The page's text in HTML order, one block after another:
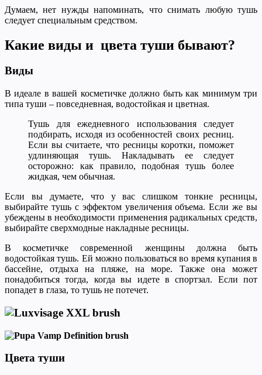
Думаем, нет нужды напоминать, что снимать любую тушь
следует специальным средством.
Какие виды и цвета туши бывают?
Виды
В идеале в вашей косметичке должно быть как минимум три
типа туши – повседневная, водостойкая и цветная.
Тушь для ежедневного использования следует
подбирать, исходя из особенностей своих ресниц.
Если вы считаете, что ресницы коротки, поможет
удлиняющая тушь. Накладывать ее следует
осторожно: как правило, подобная тушь более
жидкая, чем обычная.
Если вы думаете, что у вас слишком тонкие ресницы,
выбирайте тушь с эффектом увеличения объема. Если же вы
убеждены в необходимости применения радикальных средств,
выбирайте сверхмодные накладные ресницы.
В косметичке современной женщины должна быть
водостойкая тушь. Ей можно пользоваться во время купания в
бассейне, отдыха на пляже, на море. Также она может
понадобиться тогда, когда вы идете в спортзал. Если пот
попадет в глаза, то тушь не потечет.
Цвета туши